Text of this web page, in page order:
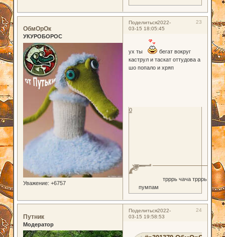
Поделиться 23
2022-
03-15 18:05:45
ОбмОрОк
УКУРОБОРОС
Уважение: +6757
ух ты
бегат вокруг
каструл и таскат оттудова а
шо попало и хряп
трррь чача трррь
пумпам
0
Поделиться 24
2022-
03-15 19:58:53
Путник
Модератор